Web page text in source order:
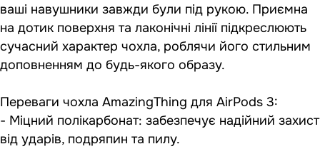
ваші навушники завжди були під рукою. Приємна
на дотик поверхня та лаконічні лінії підкреслюють
сучасний характер чохла, роблячи його стильним
доповненням до будь-якого образу.
Переваги чохла AmazingThing для AirPods 3:
- Міцний полікарбонат: забезпечує надійний захист
від ударів, подряпин та пилу.